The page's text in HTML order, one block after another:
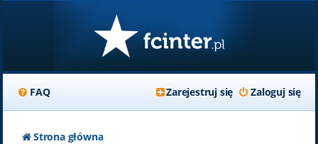
FAQ Zaloguj się
Zarejestruj się
Strona główna